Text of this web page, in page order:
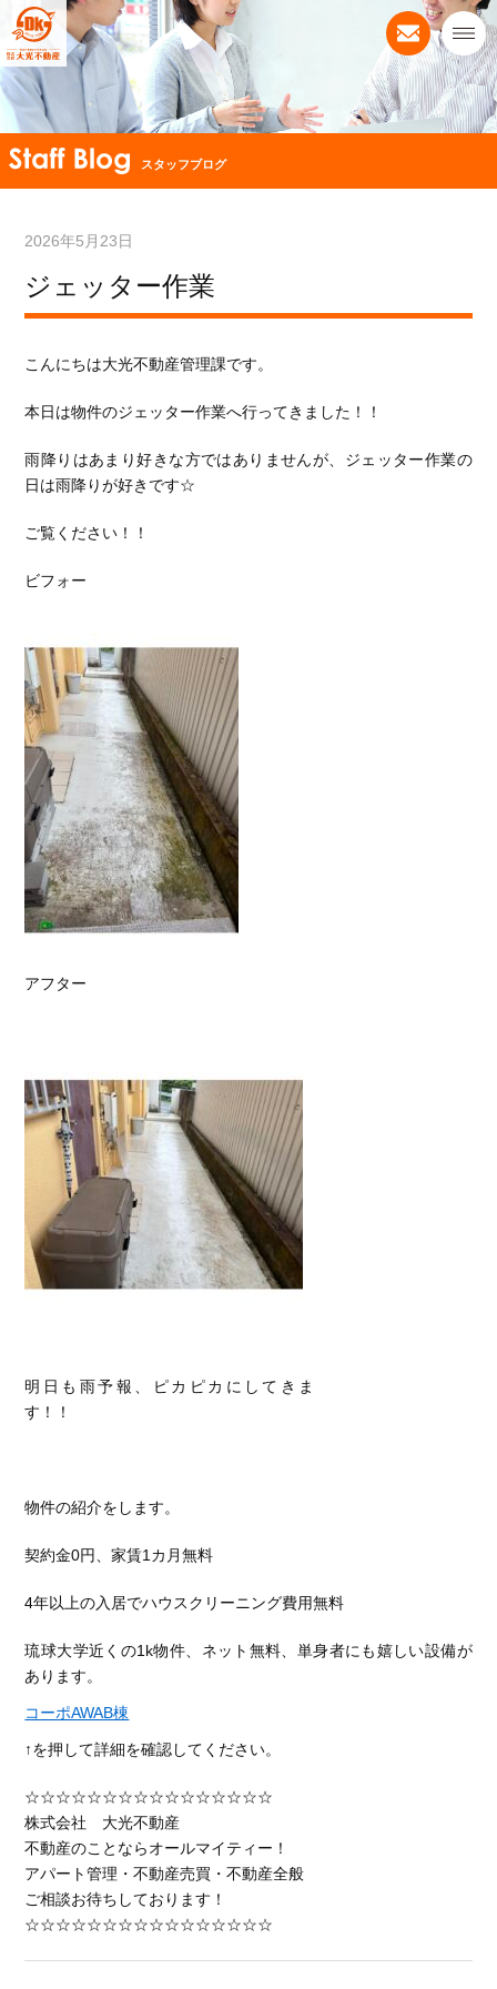
スタッフブログ
2026年5月23日
ジェッター作業
こんにちは大光不動産管理課です。
本日は物件のジェッター作業へ行ってきました！！
雨降りはあまり好きな方ではありませんが、ジェッター作業の
日は雨降りが好きです☆
ご覧ください！！
ビフォー
アフター
明日も雨予報、ピカピカにしてきま
す！！
物件の紹介をします。
契約金0円、家賃1カ月無料
4年以上の入居でハウスクリーニング費用無料
琉球大学近くの1k物件、ネット無料、単身者にも嬉しい設備が
あります。
コーポAWAB棟
↑を押して詳細を確認してください。
☆☆☆☆☆☆☆☆☆☆☆☆☆☆☆☆
株式会社 大光不動産
不動産のことならオールマイティー！
アパート管理・不動産売買・不動産全般
ご相談お待ちしております！
☆☆☆☆☆☆☆☆☆☆☆☆☆☆☆☆